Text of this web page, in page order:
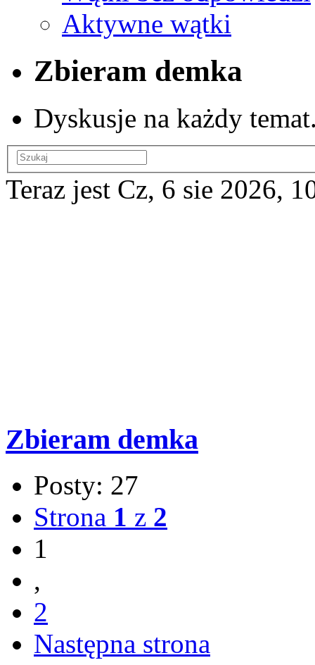
Aktywne wątki
Zbieram demka
Dyskusje na każdy
Teraz jest Cz, 6 sie 2026,
Zbieram demka
Posty: 27
Strona 1 z 2
1
,
2
Następna strona